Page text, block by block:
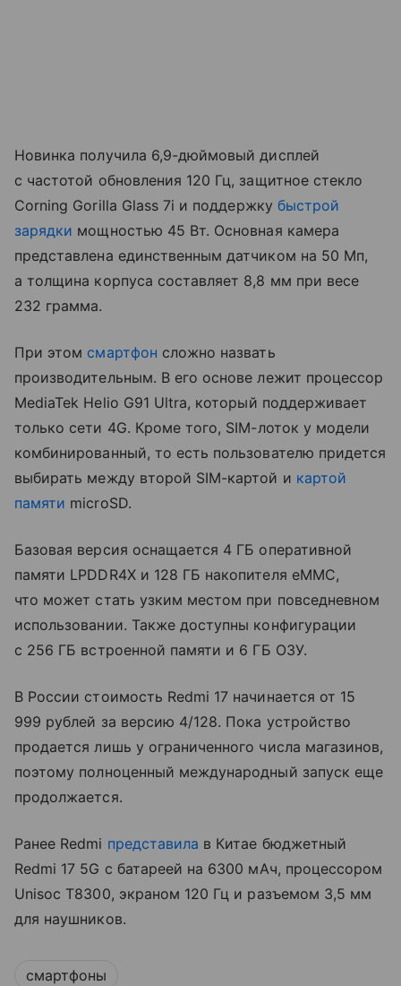
Новинка получила 6,9-дюймовый дисплей
с частотой обновления 120 Гц, защитное стекло
Corning Gorilla Glass 7i и поддержку быстрой
зарядки мощностью 45 Вт. Основная камера
представлена единственным датчиком на 50 Мп,
а толщина корпуса составляет 8,8 мм при весе
232 грамма.
При этом смартфон сложно назвать
производительным. В его основе лежит процессор
MediaTek Helio G91 Ultra, который поддерживает
только сети 4G. Кроме того, SIM-лоток у модели
комбинированный, то есть пользователю придется
выбирать между второй SIM-картой и картой
памяти microSD.
Базовая версия оснащается 4 ГБ оперативной
памяти LPDDR4X и 128 ГБ накопителя eMMC,
что может стать узким местом при повседневном
использовании. Также доступны конфигурации
с 256 ГБ встроенной памяти и 6 ГБ ОЗУ.
В России стоимость Redmi 17 начинается от 15
999 рублей за версию 4/128. Пока устройство
продается лишь у ограниченного числа магазинов,
поэтому полноценный международный запуск еще
продолжается.
Ранее Redmi представила в Китае бюджетный
Redmi 17 5G с батареей на 6300 мАч, процессором
Unisoc T8300, экраном 120 Гц и разъемом 3,5 мм
для наушников.
смартфоны